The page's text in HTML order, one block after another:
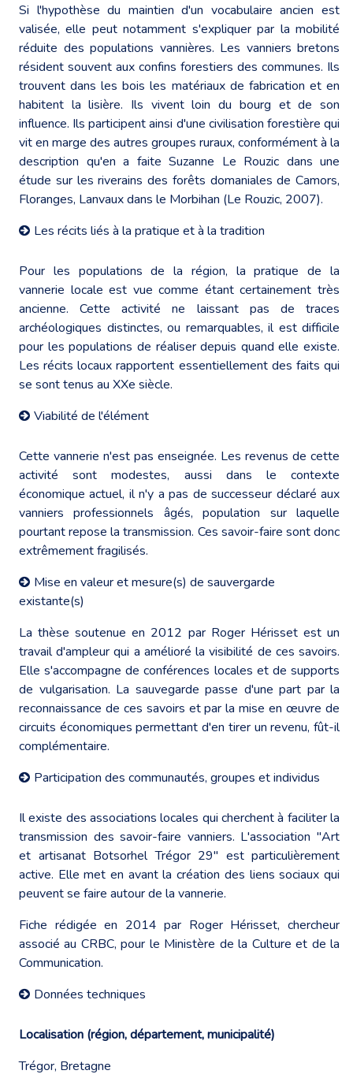
Si l'hypothèse du maintien d'un vocabulaire ancien est
valisée, elle peut notamment s'expliquer par la mobilité
réduite des populations vannières. Les vanniers bretons
résident souvent aux confins forestiers des communes. Ils
trouvent dans les bois les matériaux de fabrication et en
habitent la lisière. Ils vivent loin du bourg et de son
influence. Ils participent ainsi d'une civilisation forestière qui
vit en marge des autres groupes ruraux, conformément à la
description qu'en a faite Suzanne Le Rouzic dans une
étude sur les riverains des forêts domaniales de Camors,
Floranges, Lanvaux dans le Morbihan (Le Rouzic, 2007).
Les récits liés à la pratique et à la tradition
Pour les populations de la région, la pratique de la
vannerie locale est vue comme étant certainement très
ancienne. Cette activité ne laissant pas de traces
archéologiques distinctes, ou remarquables, il est difficile
pour les populations de réaliser depuis quand elle existe.
Les récits locaux rapportent essentiellement des faits qui
se sont tenus au XXe siècle.
Viabilité de l'élément
Cette vannerie n'est pas enseignée. Les revenus de cette
activité sont modestes, aussi dans le contexte
économique actuel, il n'y a pas de successeur déclaré aux
vanniers professionnels âgés, population sur laquelle
pourtant repose la transmission. Ces savoir-faire sont donc
extrêmement fragilisés.
Mise en valeur et mesure(s) de sauvergarde
existante(s)
La thèse soutenue en 2012 par Roger Hérisset est un
travail d'ampleur qui a amélioré la visibilité de ces savoirs.
Elle s'accompagne de conférences locales et de supports
de vulgarisation. La sauvegarde passe d'une part par la
reconnaissance de ces savoirs et par la mise en œuvre de
circuits économiques permettant d'en tirer un revenu, fût-il
complémentaire.
Participation des communautés, groupes et individus
Il existe des associations locales qui cherchent à faciliter la
transmission des savoir-faire vanniers. L'association "Art
et artisanat Botsorhel Trégor 29" est particulièrement
active. Elle met en avant la création des liens sociaux qui
peuvent se faire autour de la vannerie.
Fiche rédigée en 2014 par Roger Hérisset, chercheur
associé au CRBC, pour le Ministère de la Culture et de la
Communication.
Données techniques
Localisation (région, département, municipalité)
Trégor, Bretagne